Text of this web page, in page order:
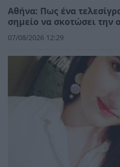
Αθήνα: Πως ένα
σημείο να σκοτώσει την
07/08/2026 12:29